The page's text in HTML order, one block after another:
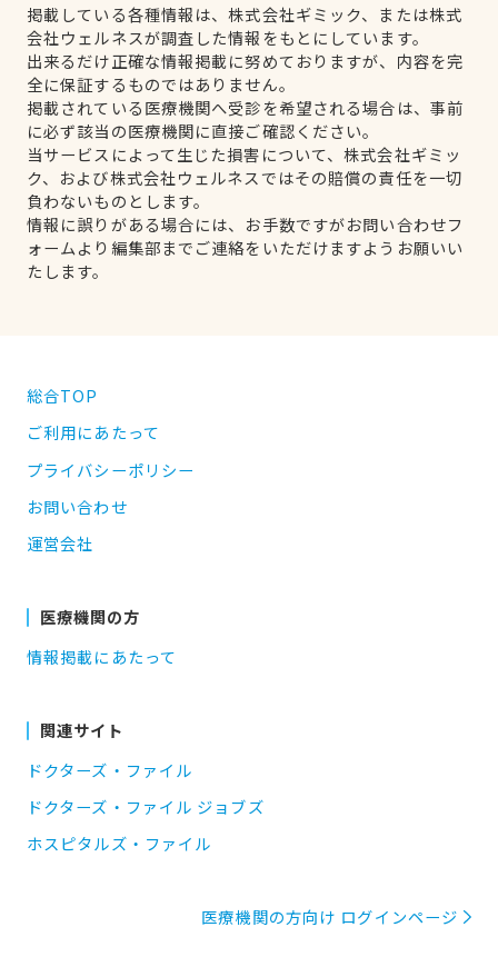
掲載している各種情報は、株式会社ギミック、または株式
会社ウェルネスが調査した情報をもとにしています。
出来るだけ正確な情報掲載に努めておりますが、内容を完
全に保証するものではありません。
掲載されている医療機関へ受診を希望される場合は、事前
に必ず該当の医療機関に直接ご確認ください。
当サービスによって生じた損害について、株式会社ギミッ
ク、および株式会社ウェルネスではその賠償の責任を一切
負わないものとします。
情報に誤りがある場合には、お手数ですがお問い合わせフ
ォームより編集部までご連絡をいただけますようお願いい
たします。
総合TOP
ご利用にあたって
プライバシーポリシー
お問い合わせ
運営会社
医療機関の方
情報掲載にあたって
関連サイト
ドクターズ・ファイル
ドクターズ・ファイル ジョブズ
ホスピタルズ・ファイル
医療機関の方向け ログインページ